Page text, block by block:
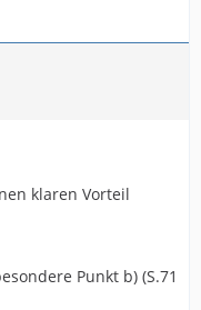
klaren Vorteil
Punkt b) (S.71